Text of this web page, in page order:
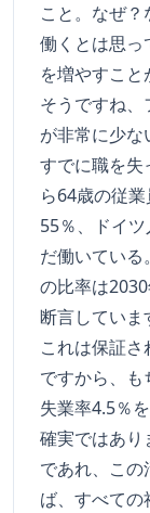
こと。なぜ？
働くとは思っ
を増やすこと
そうですね
が非常に少
すでに職を失
ら64歳の従
55％、ドイ
だ働いている
の比率は
断言していま
これは保証さ
ですから、
失業率4.5％
確実ではあり
であれ、こ
ば、すべての